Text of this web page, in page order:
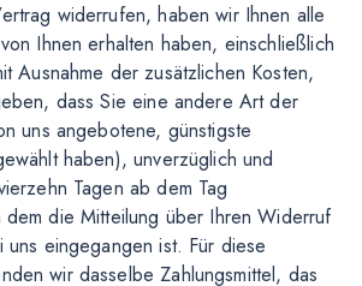
widerrufen, haben wir Ihnen alle
Ihnen erhalten haben, einschließlich
Ausnahme der zusätzlichen Kosten,
dass Sie eine andere Art der
uns angebotene, günstigste
haben), unverzüglich und
Tagen ab dem Tag
dem die Mitteilung über Ihren Widerruf
eingegangen ist. Für diese
wir dasselbe Zahlungsmittel, das